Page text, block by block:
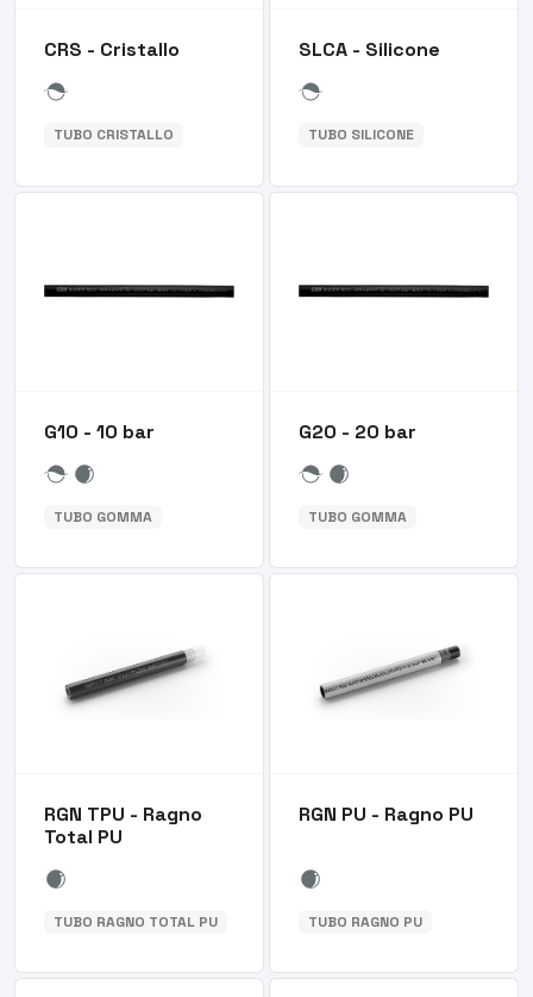
CRS - Cristallo
TUBO CRISTALLO
SLCA - Silicone
TUBO SILICONE
G10 - 10 bar
TUBO GOMMA
G20 - 20 bar
TUBO GOMMA
RGN TPU - Ragno
Total PU
TUBO RAGNO TOTAL PU
RGN PU - Ragno PU
TUBO RAGNO PU